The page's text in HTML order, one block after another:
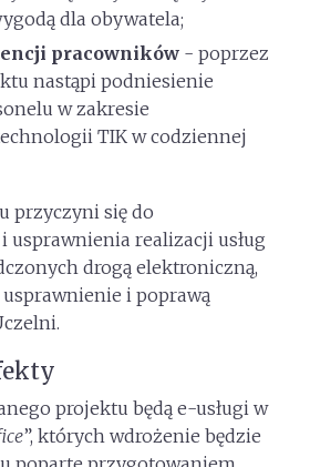
dla obywatela;
pracowników - poprzez
nastąpi podniesienie
w zakresie
TIK w codziennej
przyczyni się do
usprawnienia realizacji usług
drogą elektroniczną,
usprawnienie i poprawą
projektu będą e-usługi w
”, których wdrożenie będzie